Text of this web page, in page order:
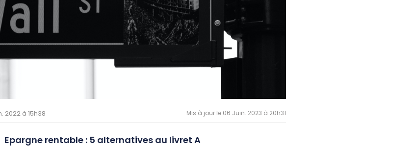
2022 à 15h38 Mis à jour le 06 Juin. 2023 à 20h31
Epargne rentable : 5 alternatives au livret A